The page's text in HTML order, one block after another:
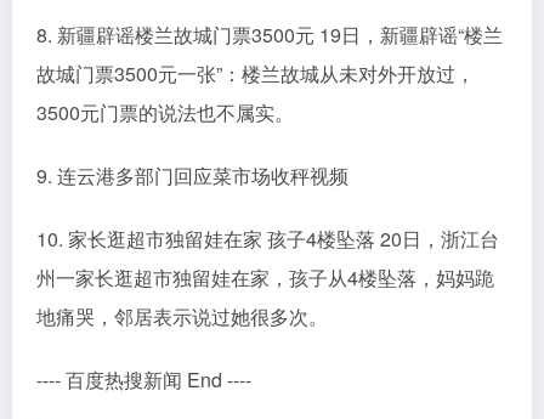
8. 新疆辟谣楼兰故城门票3500元 19日，新疆辟谣“楼兰
故城门票3500元一张”：楼兰故城从未对外开放过，
3500元门票的说法也不属实。
9. 连云港多部门回应菜市场收秤视频
10. 家长逛超市独留娃在家 孩子4楼坠落 20日，浙江台
州一家长逛超市独留娃在家，孩子从4楼坠落，妈妈跪
地痛哭，邻居表示说过她很多次。
---- 百度热搜新闻 End ----